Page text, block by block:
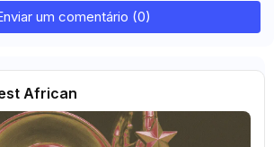
um comentário (0)
African